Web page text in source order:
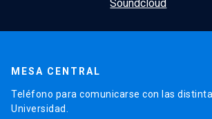
MESA CENTRAL
Teléfono para comunicarse con las
Universidad.